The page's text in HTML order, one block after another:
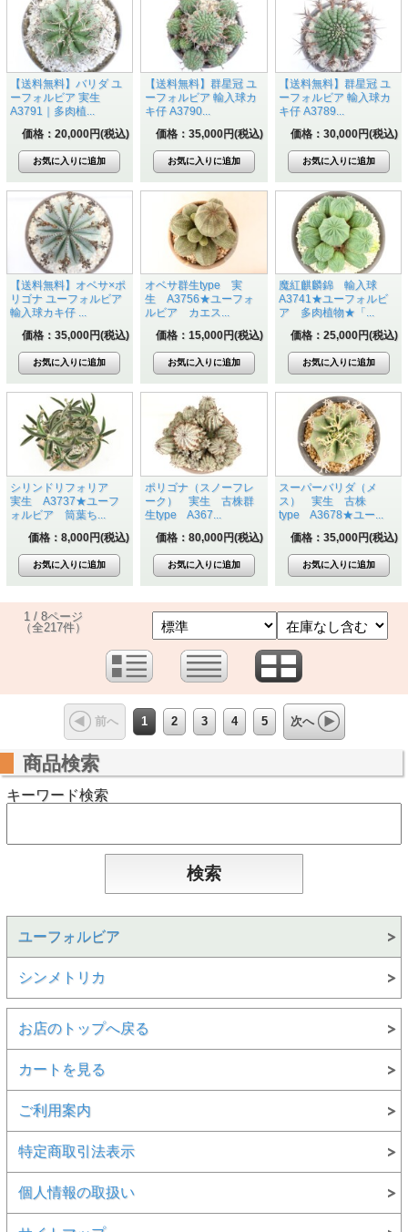
【送料無料】バリダ ユ
ーフォルビア 実生
A3791｜多肉植...
価格：20,000円(税込)
【送料無料】群星冠 ユ
ーフォルビア 輸入球カ
キ仔 A3790...
価格：35,000円(税込)
【送料無料】群星冠 ユ
ーフォルビア 輸入球カ
キ仔 A3789...
価格：30,000円(税込)
【送料無料】オベサ×ポ
リゴナ ユーフォルビア
輸入球カキ仔 ...
価格：35,000円(税込)
オベサ群生type 実
生 A3756★ユーフォ
ルビア カエス...
価格：15,000円(税込)
魔紅麒麟錦 輸入球
A3741★ユーフォルビ
ア 多肉植物★「...
価格：25,000円(税込)
シリンドリフォリア
実生 A3737★ユーフ
ォルビア 筒葉ち...
価格：8,000円(税込)
ポリゴナ（スノーフレ
ーク） 実生 古株群
生type A367...
価格：80,000円(税込)
スーパーバリダ（メ
ス） 実生 古株
type A3678★ユー...
価格：35,000円(税込)
1 / 8ページ
（全217件）
前へ 1 2 3 4 5 次へ
商品検索
キーワード検索
ユーフォルビア
シンメトリカ
お店のトップへ戻る
カートを見る
ご利用案内
特定商取引法表示
個人情報の取扱い